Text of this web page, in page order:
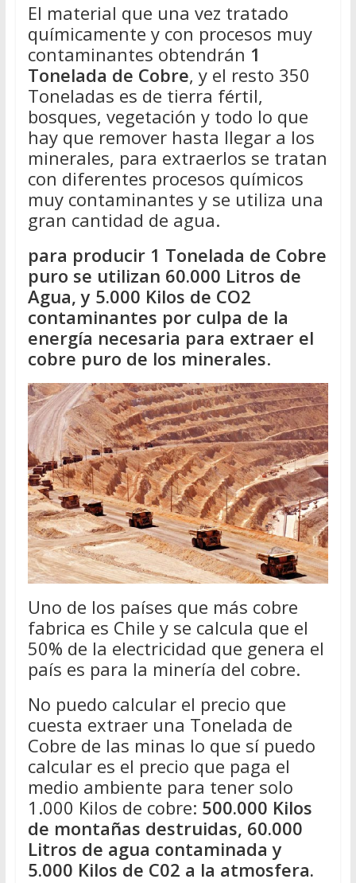
El material que una vez tratado
químicamente y con procesos muy
contaminantes obtendrán 1
Tonelada de Cobre, y el resto 350
Toneladas es de tierra fértil,
bosques, vegetación y todo lo que
hay que remover hasta llegar a los
minerales, para extraerlos se tratan
con diferentes procesos químicos
muy contaminantes y se utiliza una
gran cantidad de agua.
para producir 1 Tonelada de Cobre
puro se utilizan 60.000 Litros de
Agua, y 5.000 Kilos de CO2
contaminantes por culpa de la
energía necesaria para extraer el
cobre puro de los minerales.
Uno de los países que más cobre
fabrica es Chile y se calcula que el
50% de la electricidad que genera el
país es para la minería del cobre.
No puedo calcular el precio que
cuesta extraer una Tonelada de
Cobre de las minas lo que sí puedo
calcular es el precio que paga el
medio ambiente para tener solo
1.000 Kilos de cobre: 500.000 Kilos
de montañas destruidas, 60.000
Litros de agua contaminada y
5.000 Kilos de C02 a la atmosfera.